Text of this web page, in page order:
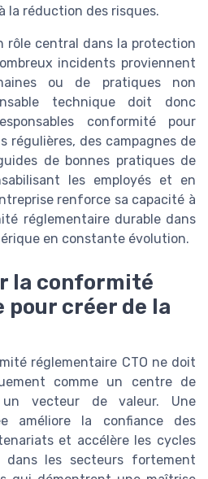
la réduction des risques.
rôle central dans la protection
incidents proviennent
ou de pratiques non
technique doit donc
conformité pour
régulières, des campagnes de
de bonnes pratiques de
les employés et en
renforce sa capacité à
réglementaire durable dans
en constante évolution.
la conformité
créer de la
réglementaire CTO ne doit
comme un centre de
vecteur de valeur. Une
améliore la confiance des
et accélère les cycles
les secteurs fortement